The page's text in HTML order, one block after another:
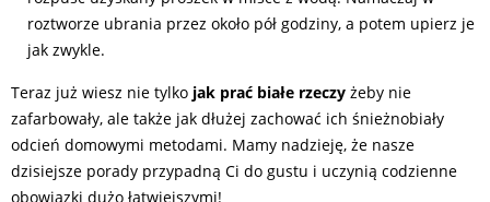
roztworze ubrania przez około pół godziny, a potem upierz je
jak zwykle.
Teraz już wiesz nie tylko jak prać białe rzeczy żeby nie
zafarbowały, ale także jak dłużej zachować ich śnieżnobiały
odcień domowymi metodami. Mamy nadzieję, że nasze
dzisiejsze porady przypadną Ci do gustu i uczynią codzienne
obowiązki dużo łatwiejszymi!